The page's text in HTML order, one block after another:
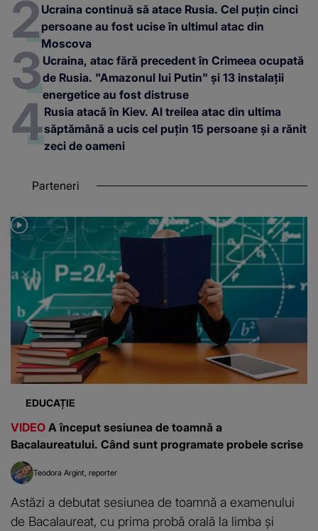
Ucraina continuă să atace Rusia. Cel puțin cinci
persoane au fost ucise în ultimul atac din
Moscova
Ucraina, atac fără precedent în Crimeea ocupată
de Rusia. "Amazonul lui Putin" și 13 instalații
energetice au fost distruse
Rusia atacă în Kiev. Al treilea atac din ultima
săptămână a ucis cel puțin 15 persoane și a rănit
zeci de oameni
Parteneri
EDUCAȚIE
VIDEO A început sesiunea de toamnă a
Bacalaureatului. Când sunt programate probele scrise
Teodora Argint reporter
Astăzi a debutat sesiunea de toamnă a examenului
de Bacalaureat, cu prima probă orală la limba și